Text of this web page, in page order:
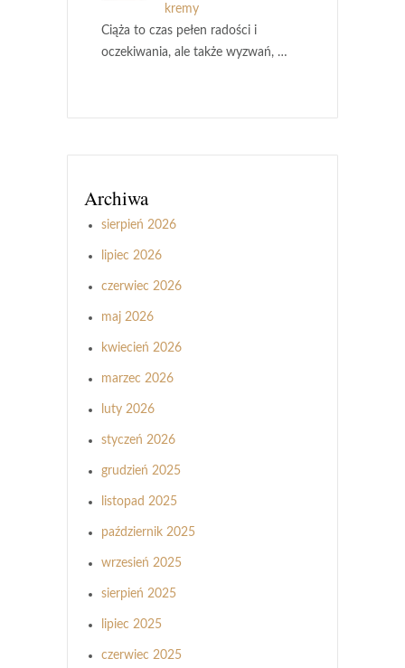
kremy
Ciąża to czas pełen radości i
oczekiwania, ale także wyzwań, …
Archiwa
sierpień 2026
lipiec 2026
czerwiec 2026
maj 2026
kwiecień 2026
marzec 2026
luty 2026
styczeń 2026
grudzień 2025
listopad 2025
październik 2025
wrzesień 2025
sierpień 2025
lipiec 2025
czerwiec 2025